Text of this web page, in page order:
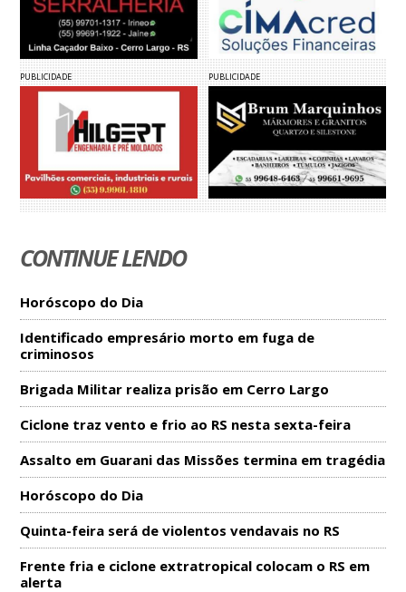
PUBLICIDADE PUBLICIDADE
CONTINUE LENDO
Horóscopo do Dia
Identificado empresário morto em fuga de
criminosos
Brigada Militar realiza prisão em Cerro Largo
Ciclone traz vento e frio ao RS nesta sexta-feira
Assalto em Guarani das Missões termina em tragédia
Horóscopo do Dia
Quinta-feira será de violentos vendavais no RS
Frente fria e ciclone extratropical colocam o RS em
alerta